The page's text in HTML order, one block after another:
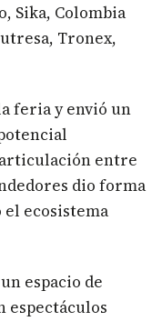
Sika, Colombia
Tronex,
feria y envió un
entre
dio forma
ecosistema
espacio de
espectáculos